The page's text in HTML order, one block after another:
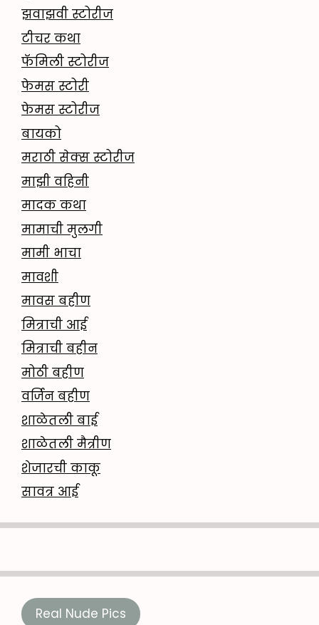
झवाझवी स्टोरीज
टीचर कथा
फॅमिली स्टोरीज
फेमस स्टोरी
फेमस स्टोरीज
बायको
मराठी सेक्स स्टोरीज
माझी वहिनी
मादक कथा
मामाची मुलगी
मामी भाचा
मावशी
मावस बहीण
मित्राची आई
मित्राची बहीन
मोठी बहीण
वर्जिन बहीण
शाळेतली बाई
शाळेतली मैत्रीण
शेजारची काकू
सावत्र आई
Real Nude Pics